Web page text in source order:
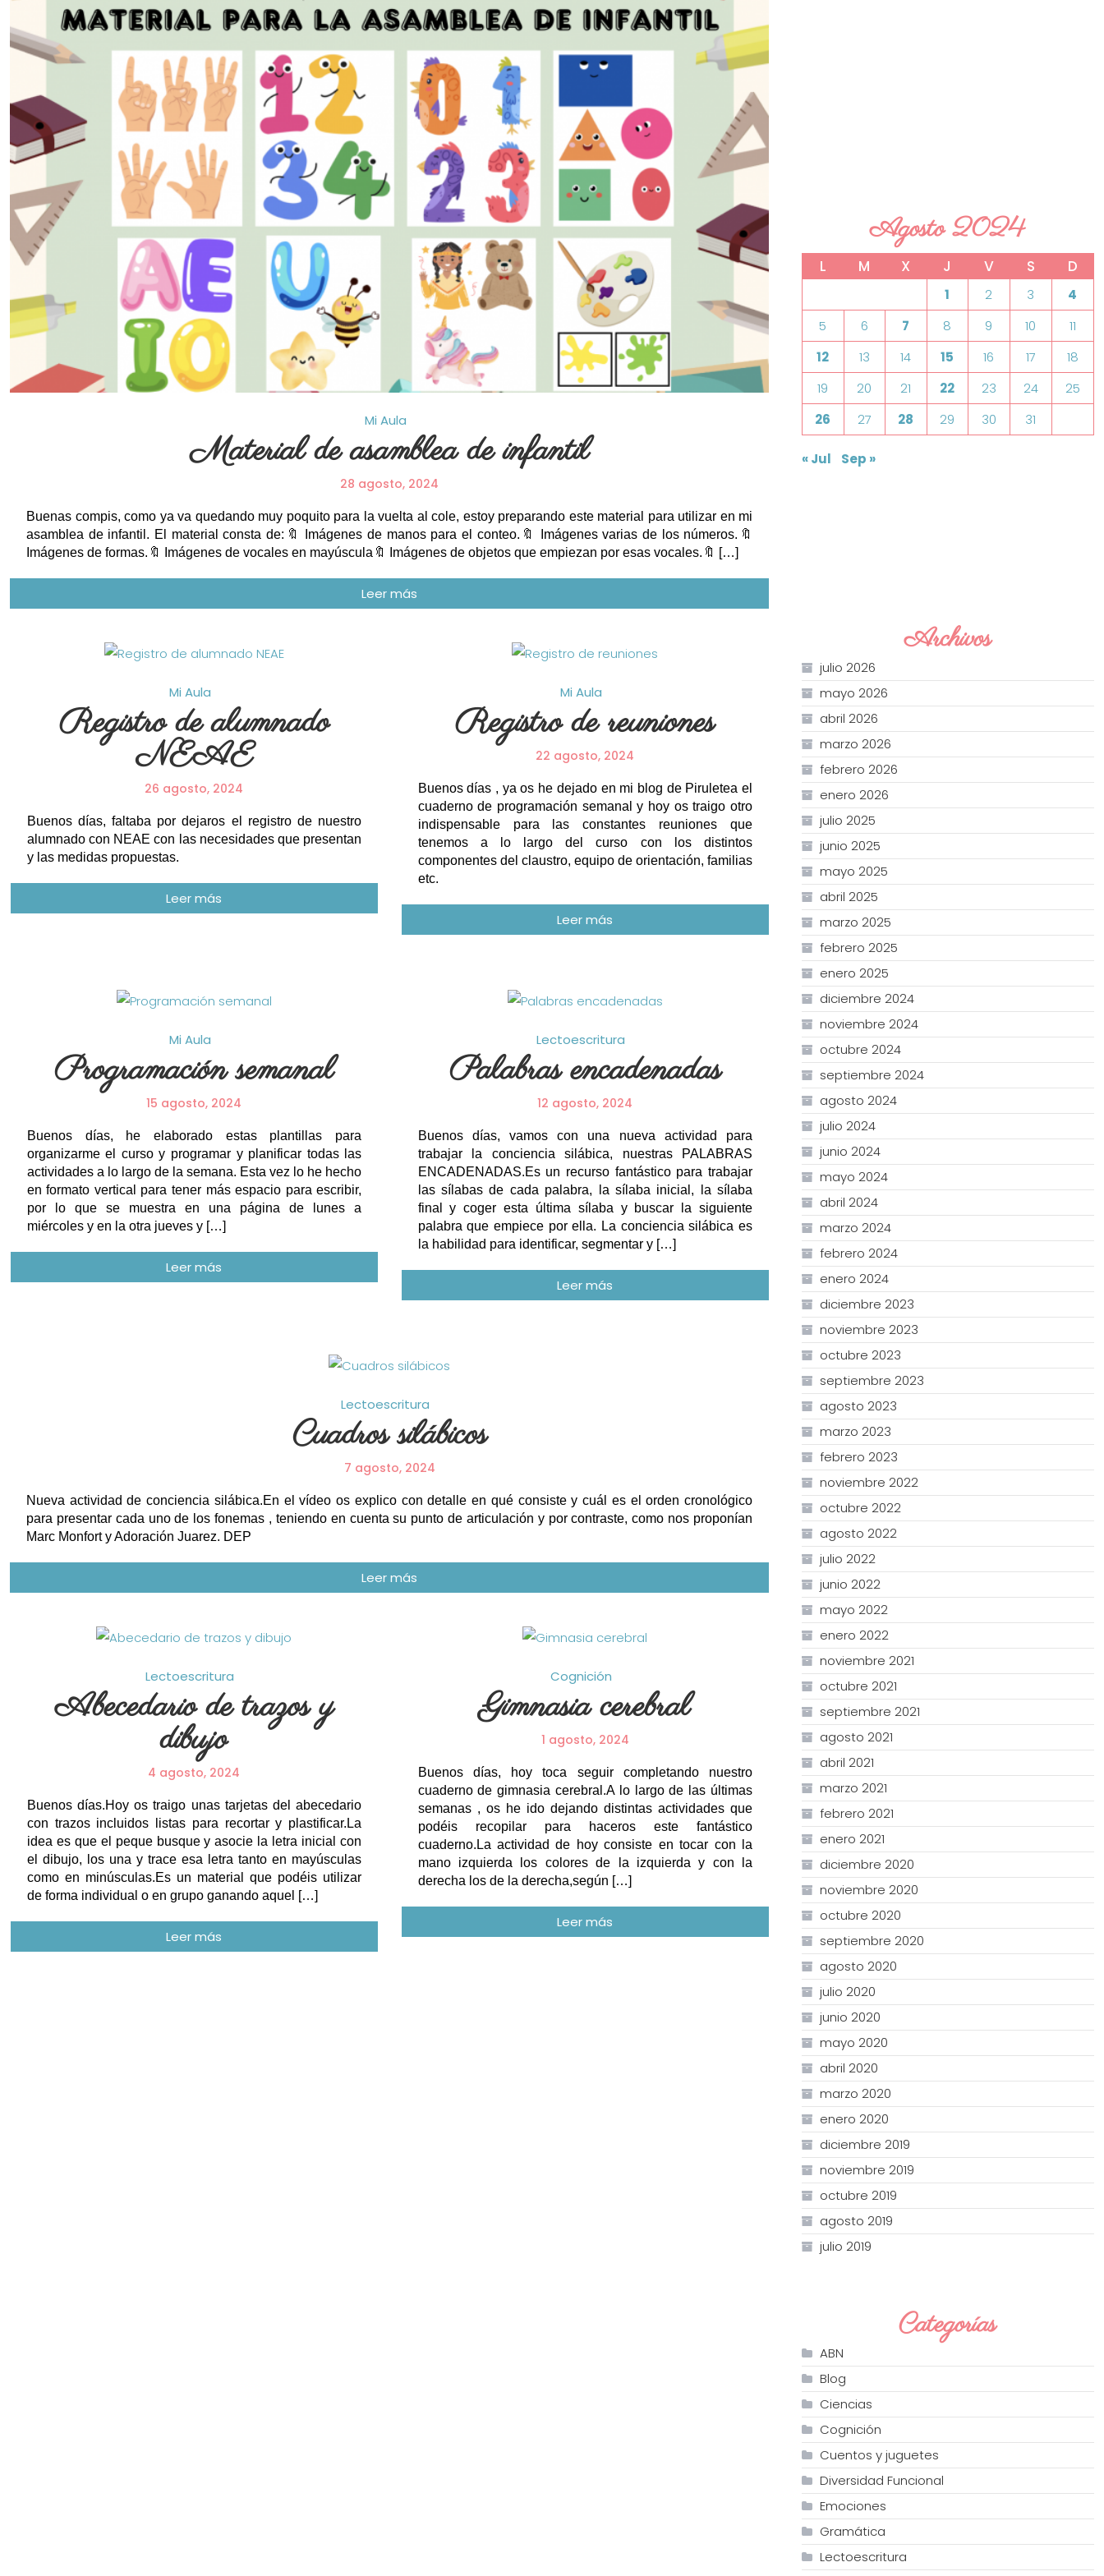
Mi Aula
Material de asamblea de infantil
28 agosto, 2024
Buenas compis, como ya va quedando muy poquito para la vuelta al cole, estoy preparando este material para utilizar en mi
asamblea de infantil. El material consta de:🔖 Imágenes de manos para el conteo.🔖 Imágenes varias de los números.🔖
Imágenes de formas.🔖 Imágenes de vocales en mayúscula🔖 Imágenes de objetos que empiezan por esas vocales.🔖 […]
Mi Aula
Registro de alumnado
NEAE
26 agosto, 2024
Buenos días, faltaba por dejaros el registro de nuestro
alumnado con NEAE con las necesidades que presentan
y las medidas propuestas.
Mi Aula
Registro de reuniones
22 agosto, 2024
Buenos días , ya os he dejado en mi blog de Piruletea el
cuaderno de programación semanal y hoy os traigo otro
indispensable para las constantes reuniones que
tenemos a lo largo del curso con los distintos
componentes del claustro, equipo de orientación, familias
etc.
Mi Aula
Programación semanal
15 agosto, 2024
Buenos días, he elaborado estas plantillas para
organizarme el curso y programar y planificar todas las
actividades a lo largo de la semana. Esta vez lo he hecho
en formato vertical para tener más espacio para escribir,
por lo que se muestra en una página de lunes a
miércoles y en la otra jueves y […]
Lectoescritura
Palabras encadenadas
12 agosto, 2024
Buenos días, vamos con una nueva actividad para
trabajar la conciencia silábica, nuestras PALABRAS
ENCADENADAS.Es un recurso fantástico para trabajar
las sílabas de cada palabra, la sílaba inicial, la sílaba
final y coger esta última sílaba y buscar la siguiente
palabra que empiece por ella. La conciencia silábica es
la habilidad para identificar, segmentar y […]
Lectoescritura
Cuadros silábicos
7 agosto, 2024
Nueva actividad de conciencia silábica.En el vídeo os explico con detalle en qué consiste y cuál es el orden cronológico
para presentar cada uno de los fonemas , teniendo en cuenta su punto de articulación y por contraste, como nos proponían
Marc Monfort y Adoración Juarez. DEP
Lectoescritura
Abecedario de trazos y
dibujo
4 agosto, 2024
Buenos días.Hoy os traigo unas tarjetas del abecedario
con trazos incluidos listas para recortar y plastificar.La
idea es que el peque busque y asocie la letra inicial con
el dibujo, los una y trace esa letra tanto en mayúsculas
como en minúsculas.Es un material que podéis utilizar
de forma individual o en grupo ganando aquel […]
Cognición
Gimnasia cerebral
1 agosto, 2024
Buenos días, hoy toca seguir completando nuestro
cuaderno de gimnasia cerebral.A lo largo de las últimas
semanas , os he ido dejando distintas actividades que
podéis recopilar para haceros este fantástico
cuaderno.La actividad de hoy consiste en tocar con la
mano izquierda los colores de la izquierda y con la
derecha los de la derecha,según […]
Agosto 2024
L M X J V S D
1 2 3
4
5
6 7 8 9 10
11
12
13 14 15 16 17
18
19
20 21 22 23 24
25
26
27 28 29 30 31
« Jul Sep »
Archivos
julio 2026
mayo 2026
abril 2026
marzo 2026
febrero 2026
enero 2026
julio 2025
junio 2025
mayo 2025
abril 2025
marzo 2025
febrero 2025
enero 2025
diciembre 2024
noviembre 2024
octubre 2024
septiembre 2024
agosto 2024
julio 2024
junio 2024
mayo 2024
abril 2024
marzo 2024
febrero 2024
enero 2024
diciembre 2023
noviembre 2023
octubre 2023
septiembre 2023
agosto 2023
marzo 2023
febrero 2023
noviembre 2022
octubre 2022
agosto 2022
julio 2022
junio 2022
mayo 2022
enero 2022
noviembre 2021
octubre 2021
septiembre 2021
agosto 2021
abril 2021
marzo 2021
febrero 2021
enero 2021
diciembre 2020
noviembre 2020
octubre 2020
septiembre 2020
agosto 2020
julio 2020
junio 2020
mayo 2020
abril 2020
marzo 2020
enero 2020
diciembre 2019
noviembre 2019
octubre 2019
agosto 2019
julio 2019
Categorías
ABN
Blog
Ciencias
Cognición
Cuentos y juguetes
Diversidad Funcional
Emociones
Gramática
Lectoescritura